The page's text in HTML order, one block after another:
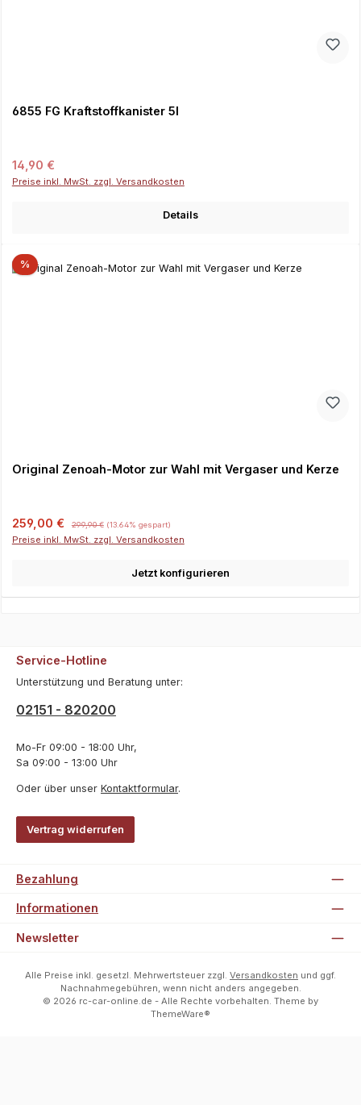
6855 FG Kraftstoffkanister 5l
Regulärer Preis:
14,90 €
Preise inkl. MwSt. zzgl. Versandkosten
Details
%
Original Zenoah-Motor zur Wahl mit Vergaser und Kerze
Verkaufspreis:
259,00 € 299,90 € (13.64% gespart)
Preise inkl. MwSt. zzgl. Versandkosten
Jetzt konfigurieren
Service-Hotline
Unterstützung und Beratung unter:
02151 - 820200
Mo-Fr 09:00 - 18:00 Uhr,
Sa 09:00 - 13:00 Uhr
Oder über unser Kontaktformular.
Vertrag widerrufen
Bezahlung
Informationen
Newsletter
Alle Preise inkl. gesetzl. Mehrwertsteuer zzgl. Versandkosten und ggf.
Nachnahmegebühren, wenn nicht anders angegeben.
© 2026 rc-car-online.de - Alle Rechte vorbehalten. Theme by
ThemeWare®